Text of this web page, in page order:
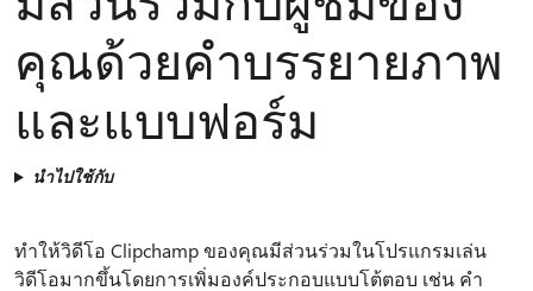
คุณด้วยคําบรรยายภาพ
และแบบฟอร์ม
นำไปใช้กับ
ทําให้วิดีโอ Clipchamp ของคุณมีส่วนร่วมในโปรแกรมเล่น
วิดีโอมากขึ้นโดยการเพิ่มองค์ประกอบแบบโต้ตอบ เช่น คํา